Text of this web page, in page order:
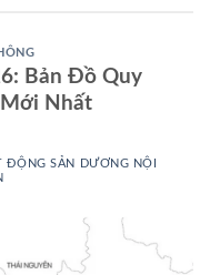
Bản Đồ Quy
Nhất
ĐỘNG SẢN DƯƠNG NỘI